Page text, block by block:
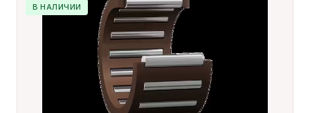
В НАЛИЧИИ